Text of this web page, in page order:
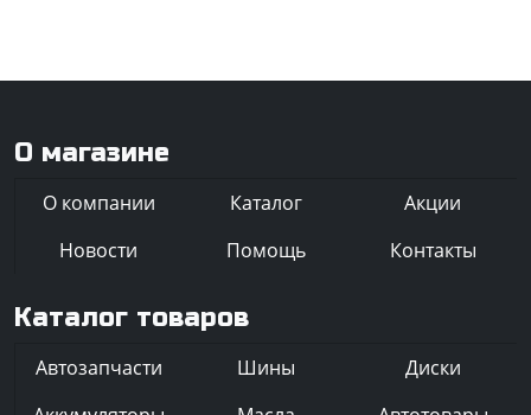
О магазине
О компании Каталог
Акции
Новости
Помощь Контакты
Каталог товаров
Автозапчасти Шины
Диски